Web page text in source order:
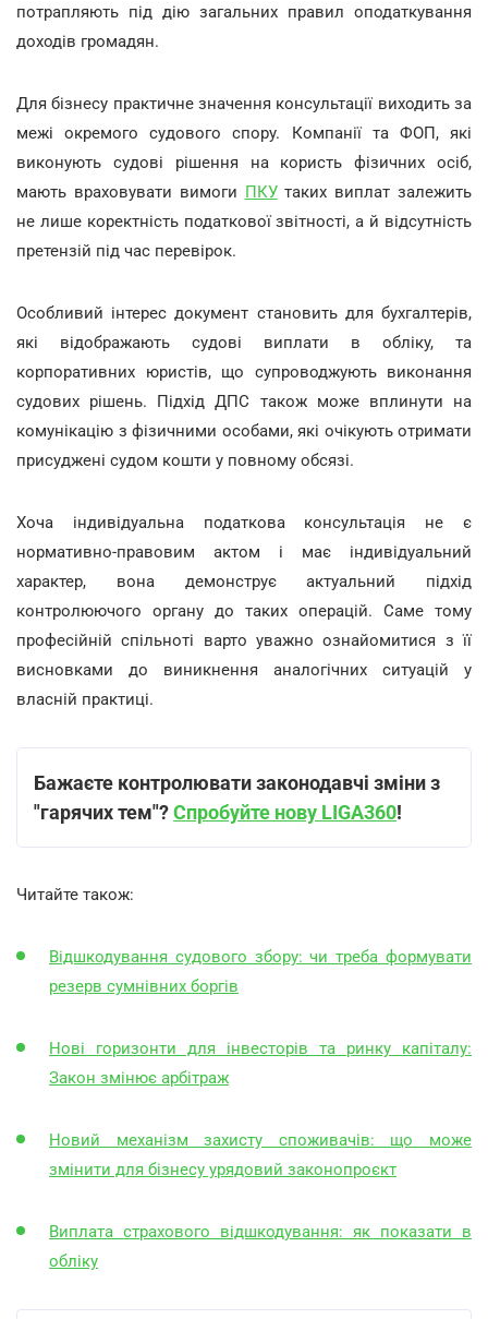
потрапляють під дію загальних правил оподаткування
доходів громадян.
Для бізнесу практичне значення консультації виходить за
межі окремого судового спору. Компанії та ФОП, які
виконують судові рішення на користь фізичних осіб,
мають враховувати вимоги ПКУтаких виплат залежить
не лише коректність податкової звітності, а й відсутність
претензій під час перевірок.
Особливий інтерес документ становить для бухгалтерів,
які відображають судові виплати в обліку, та
корпоративних юристів, що супроводжують виконання
судових рішень. Підхід ДПС також може вплинути на
комунікацію з фізичними особами, які очікують отримати
присуджені судом кошти у повному обсязі.
Хоча індивідуальна податкова консультація не є
нормативно-правовим актом і має індивідуальний
характер, вона демонструє актуальний підхід
контролюючого органу до таких операцій. Саме тому
професійній спільноті варто уважно ознайомитися з її
висновками до виникнення аналогічних ситуацій у
власній практиці.
Бажаєте контролювати законодавчі зміни з
"гарячих тем"?Спробуйте нову LIGA360!
Читайте також:
Відшкодування судового збору: чи треба формувати
резерв сумнівних боргів
Нові горизонти для інвесторів та ринку капіталу:
Закон змінює арбітраж
Новий механізм захисту споживачів: що може
змінити для бізнесу урядовий законопроєкт
Виплата страхового відшкодування: як показати в
обліку